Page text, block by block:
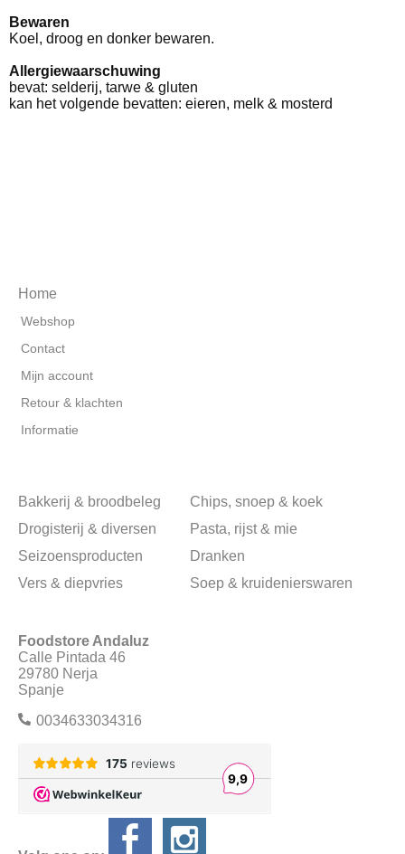
Bewaren
Koel, droog en donker bewaren.
Allergiewaarschuwing
bevat: selderij, tarwe & gluten
kan het volgende bevatten: eieren, melk & mosterd
Home
Webshop
Contact
Mijn account
Retour & klachten
Informatie
Bakkerij & broodbeleg
Chips, snoep & koek
Drogisterij & diversen
Pasta, rijst & mie
Seizoensproducten
Dranken
Vers & diepvries
Soep & kruidenierswaren
Foodstore Andaluz
Calle Pintada 46
29780 Nerja
Spanje
0034633034316